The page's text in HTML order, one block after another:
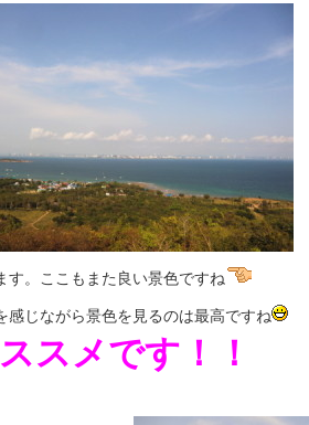
す。ここもまた良い景色ですね
感じながら景色を見るのは最高ですね
スメです！！